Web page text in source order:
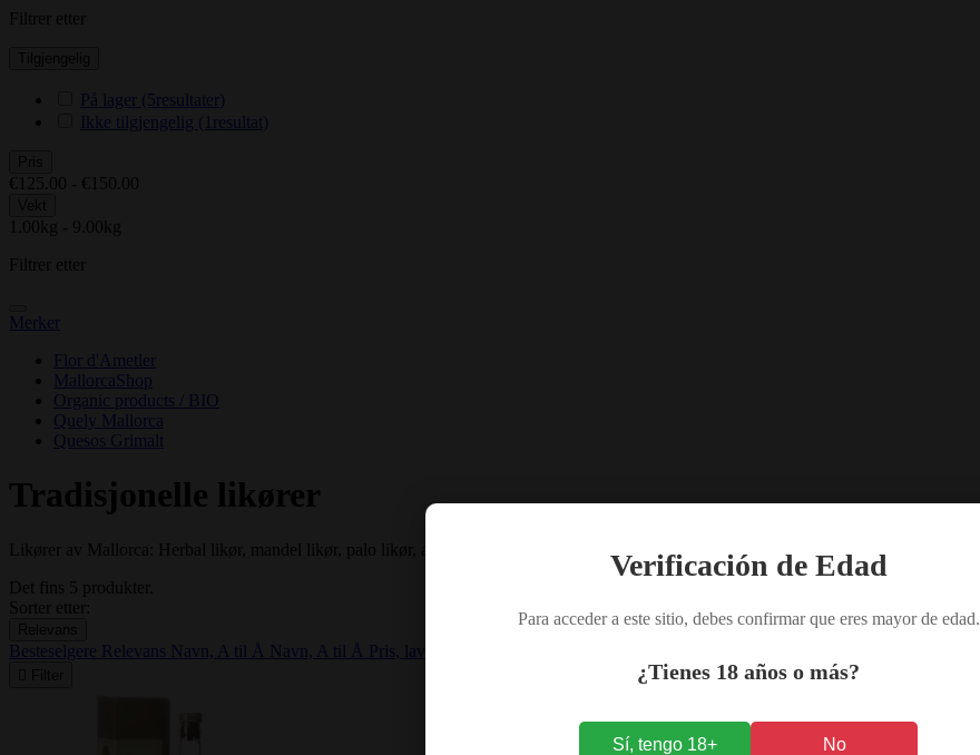
Filtrer etter
På lager (5 resultater )
Ikke tilgjengelig (1 resultat )
€125.00 - €150.00
1.00kg - 9.00kg
Filtrer etter
Merker
Flor d'Ametler
MallorcaShop
Organic products / BIO
Quely Mallorca
Quesos Grimalt
Tradisjonelle likører
Likører av Mallorca: Herbal likør, mandel likør, palo likør, appelsin likør, fig likør, aprikos likør.
Det fins 5 produkter.
Sorter etter:
Besteselgere Relevans Navn, A til Å Navn, A til Å Pris, lav til høy
Verificación de Edad
Para acceder a este sitio, debes confirmar que eres mayor de edad.
¿Tienes 18 años o más?
Sí, tengo 18+ No